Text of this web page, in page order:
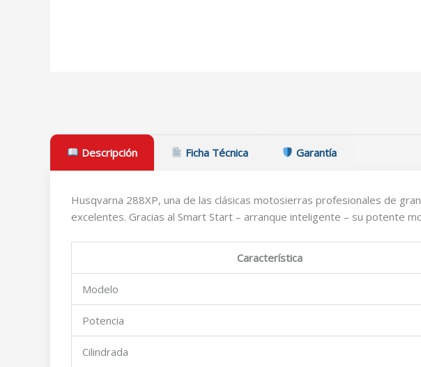
Descripción Ficha Técnica Garantía
Husqvarna 288XP, una de las clásicas motosierras profesionales de
excelentes. Gracias al Smart Start – arranque inteligente – su potente
Característica
Modelo
Potencia
Cilindrada